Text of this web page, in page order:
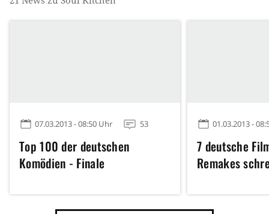
07.03.2013 - 08:50 Uhr 53
Top 100 der deutschen
Komödien - Finale
01.03.2013 -
7 deutsche
Remakes